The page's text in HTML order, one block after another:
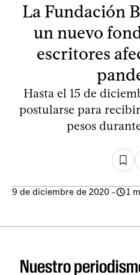
La Fundación
un nuevo
escritores
Hasta el 15 de
postularse para
pesos
9 de diciembre de 2020 - 1
Nuestro